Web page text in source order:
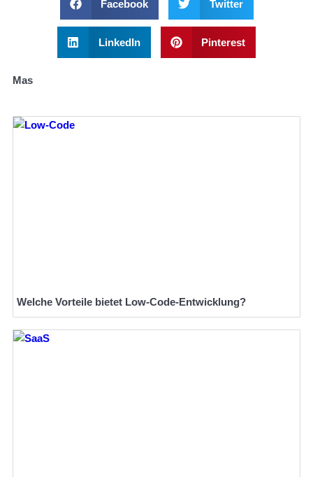
Facebook Twitter
LinkedIn Pinterest
Mas
Welche Vorteile bietet Low-Code-Entwicklung?